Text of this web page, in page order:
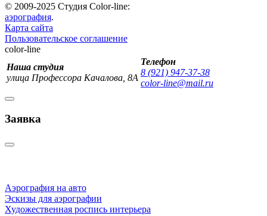
© 2009-2025 Студия Color-line:
аэрография.
Карта сайта
Пользовательское соглашение
color-line
Наша студия
улица Профессора Качалова, 8А
Телефон
8 (921) 947-37-38
color-line@mail.ru
Заявка
Аэрография на авто
Эскизы для аэрографии
Художественная роспись интерьера